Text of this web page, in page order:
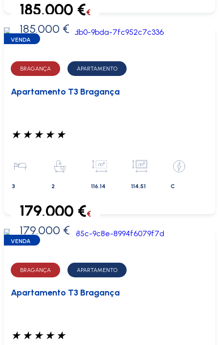
0 €
185.000 €€
185.000 €
VENDA
BRAGANÇA APARTAMENTO
Apartamento T3 Bragança
★ ★ ★ ★ ★
3 2 116.14 114.51 C
0 €
179.000 €€
179.000 €
VENDA
BRAGANÇA APARTAMENTO
Apartamento T3 Bragança
★ ★ ★ ★ ★